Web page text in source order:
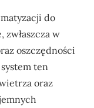
do
zwłaszcza w
oszczędności
ten
oraz